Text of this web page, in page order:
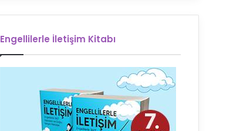
Engellilerle İletişim Kitabı